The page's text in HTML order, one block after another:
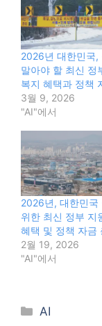
2026년 대한민국,
말아야 할 최신 정
복지 혜택과 정책
3월 9, 2026
"AI"에서
2026년, 대한민국
위한 최신 정부 지
혜택 및 정책 자금
2월 19, 2026
"AI"에서
Categories
AI